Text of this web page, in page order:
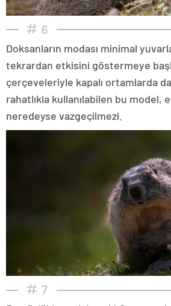
6
Doksanların modası minimal
tekrardan etkisini göstermeye
çerçeveleriyle kapalı ortamlarda
rahatlıkla kullanılabilen bu model,
neredeyse vazgeçilmezi.
7